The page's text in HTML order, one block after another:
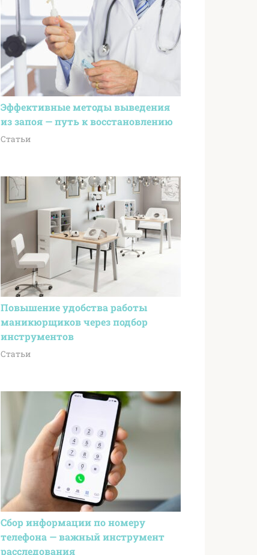
Эффективные методы выведения
из запоя — путь к восстановлению
Статьи
Повышение удобства работы
маникюрщиков через подбор
инструментов
Статьи
Сбор информации по номеру
телефона — важный инструмент
расследования